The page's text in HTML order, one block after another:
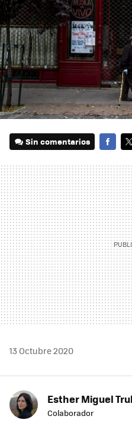
Sin comentarios
13 Octubre 2020
Esther Miguel
Colaborador